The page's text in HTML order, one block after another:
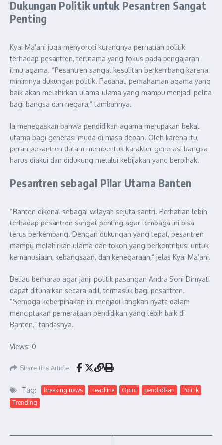
Dukungan Politik untuk Pesantren Sangat
Penting
Kyai Ma’ani juga menyoroti kurangnya perhatian politik
terhadap pesantren, terutama yang fokus pada pengajaran
ilmu agama. “Pesantren sangat kesulitan berkembang karena
minimnya dukungan politik. Padahal, pemahaman agama yang
baik akan melahirkan ulama-ulama yang mampu menjadi pelita
bagi bangsa dan negara,” tambahnya.
Ia menegaskan bahwa pendidikan agama merupakan bekal
utama bagi generasi muda di masa depan. Oleh karena itu,
peran pesantren dalam membentuk karakter generasi bangsa
harus diakui dan didukung melalui kebijakan yang berpihak.
Pesantren sebagai Pilar Utama Banten
“Banten dikenal sebagai wilayah sejuta santri. Perhatian lebih
terhadap pesantren sangat penting agar lembaga ini bisa
terus berkembang. Dengan dukungan yang tepat, pesantren
mampu melahirkan ulama dan tokoh yang berkontribusi untuk
kemanusiaan, kebangsaan, dan kenegaraan,” jelas Kyai Ma’ani.
Beliau berharap agar janji politik pasangan Andra Soni Dimyati
dapat ditunaikan secara adil, termasuk bagi pesantren.
“Semoga keberpihakan ini menjadi langkah nyata dalam
menciptakan pemerataan pendidikan yang lebih baik di
Banten,” tandasnya.
Views: 0
Share this Article
Tag: breaking news Headline Opini pendidikan
Politik
Trending